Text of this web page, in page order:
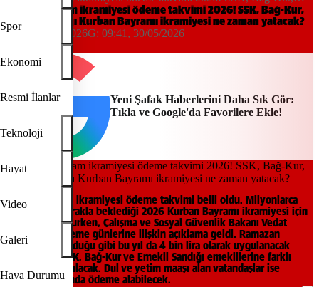
Spor
Ekonomi
Resmi İlanlar
Teknoloji
Hayat
Video
Galeri
Hava Durumu
Emekli Sandığı Kurban Bayramı ikramiyesi ne zaman yatacak?
Emekli bayram ikramiyesi ödeme takvimi 2026! SSK, Bağ-Kur,
Emekli Sandığı Kurban Bayramı ikramiyesi ne zaman yatacak?
11:49, 29/05/2026G: 09:41, 30/05/2026
Yeni Şafak Haberlerini Daha Sık Gör:
Tıkla ve Google'da Favorilere Ekle!
Emekli bayram ikramiyesi ödeme takvimi belli oldu. Milyonlarca
vatandaşın merakla beklediği 2026 Kurban Bayramı ikramiyesi için
takvim belli olurken, Çalışma ve Sosyal Güvenlik Bakanı Vedat
Işıkhan’dan ödeme günlerine ilişkin açıklama geldi. Ramazan
Bayramı’nda olduğu gibi bu yıl da 4 bin lira olarak uygulanacak
ikramiyeler, SSK, Bağ-Kur ve Emekli Sandığı emeklilerine farklı
tarihlerde yatırılacak. Dul ve yetim maaşı alan vatandaşlar ise
hisseleri oranında ödeme alabilecek.